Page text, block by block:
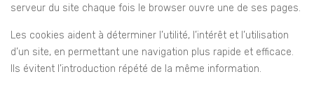
serveur du site chaque fois le browser ouvre une de ses pages.
Les cookies aident à déterminer l’utilité, l’intérêt et l’utilisation
d’un site, en permettant une navigation plus rapide et efficace.
Ils évitent l’introduction répété de la même information.